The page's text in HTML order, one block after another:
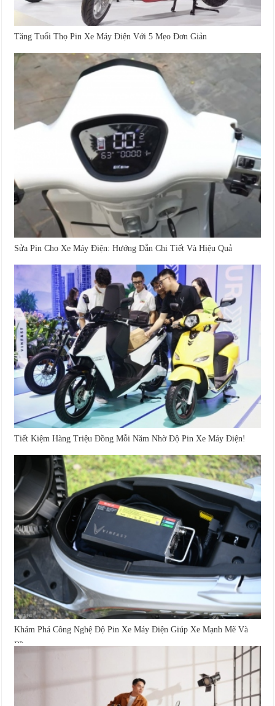
Tăng Tuổi Thọ Pin Xe Máy Điện Với 5 Mẹo Đơn Giản
Sửa Pin Cho Xe Máy Điện: Hướng Dẫn Chi Tiết Và Hiệu Quả
Tiết Kiệm Hàng Triệu Đồng Mỗi Năm Nhờ Độ Pin Xe Máy Điện!
Khám Phá Công Nghệ Độ Pin Xe Máy Điện Giúp Xe Mạnh Mẽ Và
Bền...